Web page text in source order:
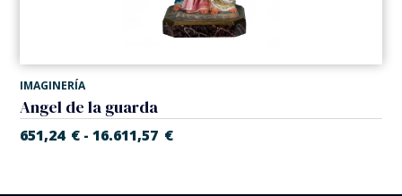
IMAGINERÍA
Angel de la guarda
651,24 € - 16.611,57 €